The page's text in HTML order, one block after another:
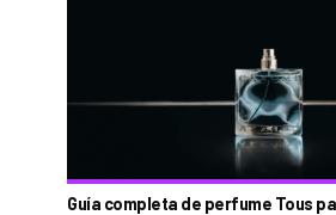
Guía completa de perfume Tous